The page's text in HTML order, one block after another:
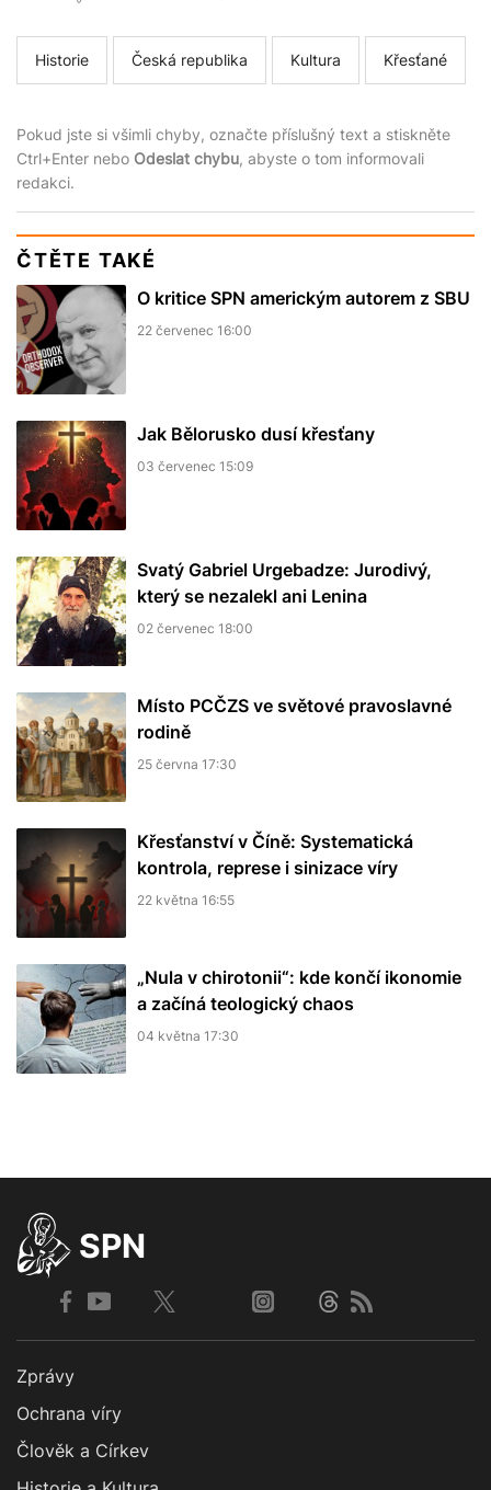
Historie Česká republika Kultura Křesťané
Pokud jste si všimli chyby, označte příslušný text a stiskněte
Ctrl+Enter nebo Odeslat chybu, abyste o tom informovali
redakci.
ČTĚTE TAKÉ
O kritice SPN americkým autorem z SBU
22 červenec 16:00
Jak Bělorusko dusí křesťany
03 červenec 15:09
Svatý Gabriel Urgebadze: Jurodivý,
který se nezalekl ani Lenina
02 červenec 18:00
Místo PCČZS ve světové pravoslavné
rodině
25 června 17:30
Křesťanství v Číně: Systematická
kontrola, represe i sinizace víry
22 května 16:55
„Nula v chirotonii“: kde končí ikonomie
a začíná teologický chaos
04 května 17:30
SPN
Zprávy
Ochrana víry
Člověk a Církev